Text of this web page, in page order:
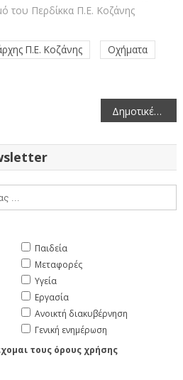
του Περδίκκα Π.Ε. Κοζάνης
Π.Ε. Κοζάνης
Οχήματα
Δημοτικές και τοπικές κοινότητες της Περιφερειακής Ενότητας Κοζάνης όπου επιτρέπεται η άσκηση πλανόδιου εμπορίου
Παιδεία
Μεταφορές
Υγεία
Εργασία
Ανοικτή διακυβέρνηση
Γενική ενημέρωση
τους όρους χρήσης